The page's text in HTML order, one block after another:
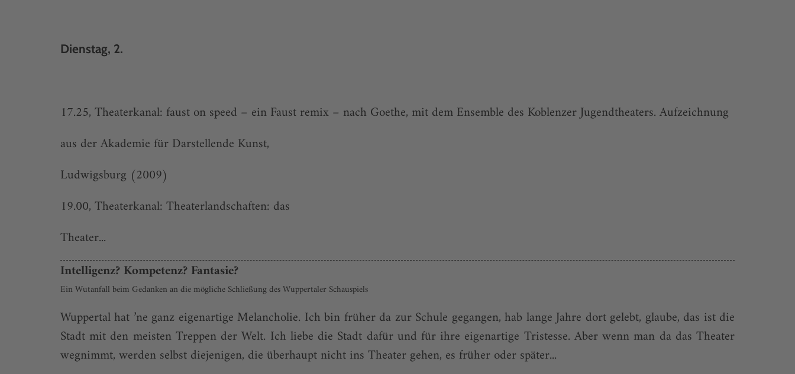
Dienstag, 2.
17.25, Theaterkanal: faust on speed – ein Faust remix ­– nach Goethe, mit dem Ensemble des Koblenzer Jugendtheaters. Aufzeichnung
aus der Akademie für Darstellende Kunst,
Ludwigsburg (2009)
19.00, Theaterkanal: Theaterlandschaften: das
Theater...
Intelligenz? Kompetenz? Fantasie?
Ein Wutanfall beim Gedanken an die mögliche Schließung des Wuppertaler Schauspiels
Wuppertal hat ’ne ganz eigenartige Melancholie. Ich bin früher da zur Schule gegangen, hab lange Jahre dort gelebt, glaube, das ist die
Stadt mit den meisten Treppen der Welt. Ich liebe die Stadt dafür und für ihre eigenartige Tristesse. Aber wenn man da das Theater
wegnimmt, werden selbst diejenigen, die überhaupt nicht ins Theater gehen, es früher oder später...